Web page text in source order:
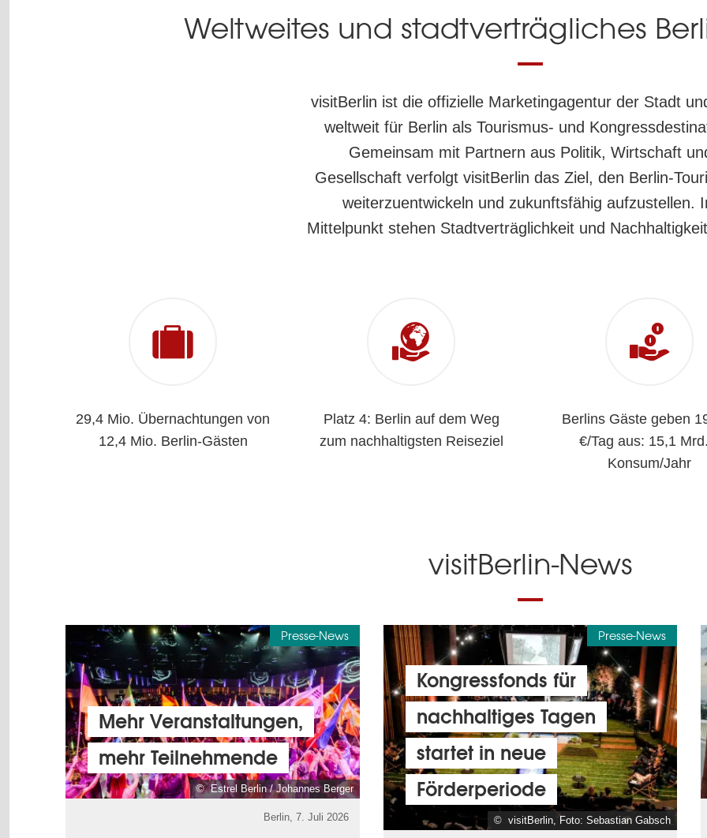
Weltweites und stadtverträgliches
visitBerlin ist die offizielle Marketingagentur der Stadt
weltweit für Berlin als Tourismus- und
Gemeinsam mit Partnern aus Politik, Wirtschaft
Gesellschaft verfolgt visitBerlin das Ziel, den Berlin-
weiterzuentwickeln und zukunftsfähig aufzustellen.
Mittelpunkt stehen Stadtverträglichkeit und
29,4 Mio. Übernachtungen von
12,4 Mio. Berlin-Gästen
Platz 4: Berlin auf dem Weg
zum nachhaltigsten Reiseziel
Berlins Gäste geben
€/Tag aus: 15,1
Konsum/Jahr
visitBerlin-News
Presse-News
Mehr Veranstaltungen,
mehr Teilnehmende
© Estrel Berlin / Johannes Berger
Berlin, 7. Juli 2026
Presse-News
Kongressfonds für
nachhaltiges Tagen
startet in neue
Förderperiode
© visitBerlin, Foto: Sebastian Gabsch